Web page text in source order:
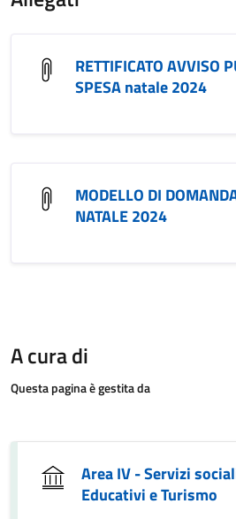
RETTIFICATO AVVISO
SPESA natale 2024
MODELLO DI
NATALE 2024
A cura di
Questa pagina è gestita da
Area IV - Servizi
Educativi e Turismo